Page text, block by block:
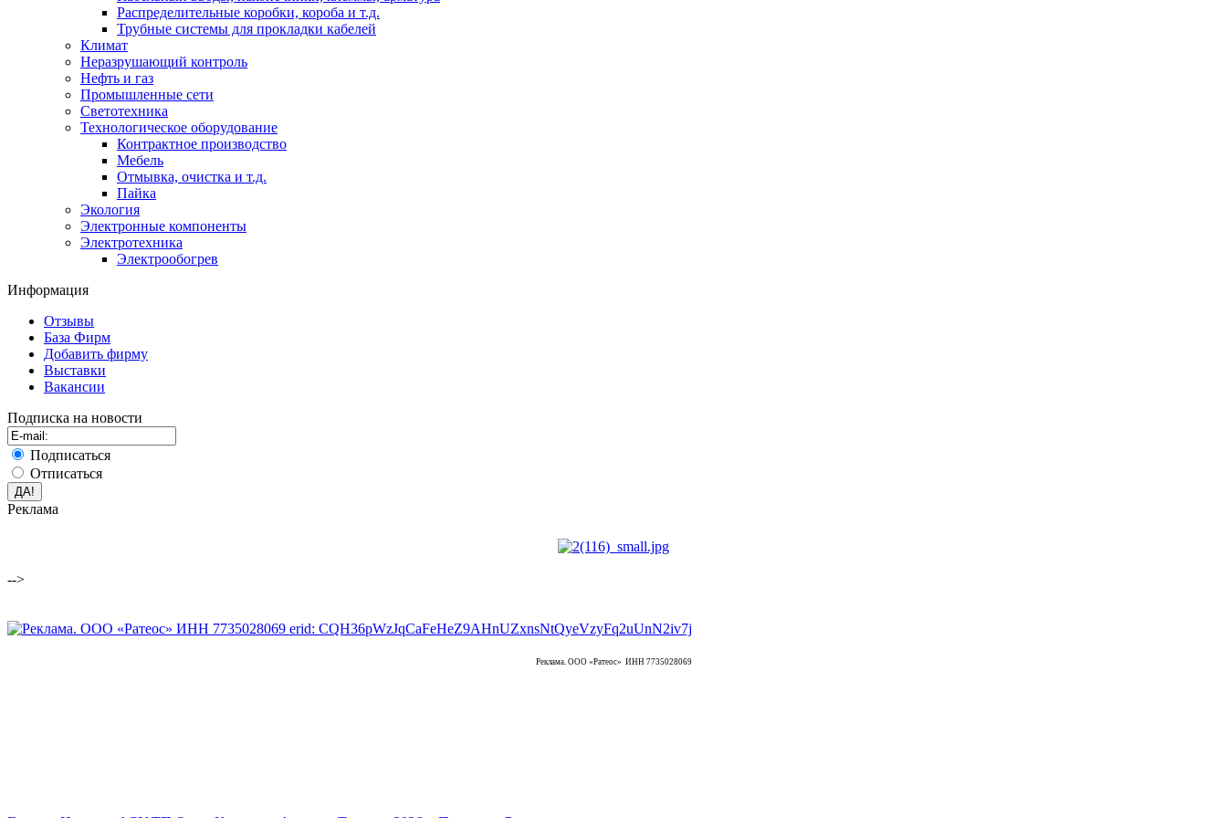
Распределительные коробки, короба и т.д.
Трубные системы для прокладки кабелей
Климат
Неразрушающий контроль
Нефть и газ
Промышленные сети
Светотехника
Технологическое оборудование
Контрактное производство
Мебель
Отмывка, очистка и т.д.
Пайка
Экология
Электронные компоненты
Электротехника
Электрообогрев
Информация
Отзывы
База Фирм
Добавить фирму
Выставки
Вакансии
Подписка на новости
Подписаться
Отписаться
Реклама
-->
Реклама. ООО «Ратеос» ИНН 7735028069